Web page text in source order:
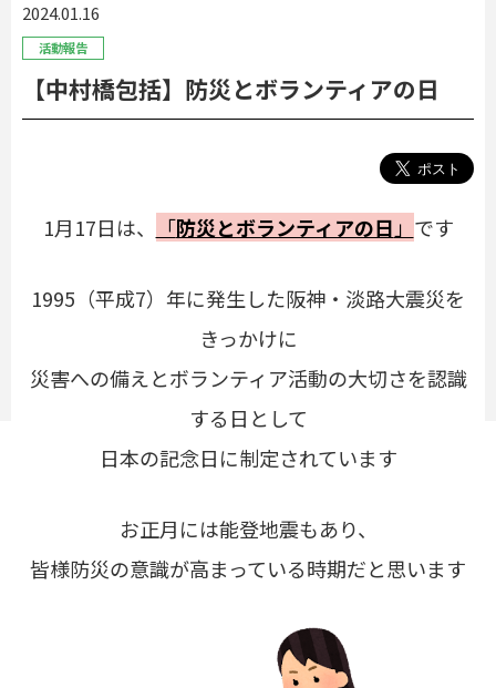
2024.01.16
活動報告
【中村橋包括】防災とボランティアの日
1月17日は、 「防災とボランティアの日 」 です
1995（平成7）年に発生した阪神・淡路大震災を
きっかけに
災害への備えとボランティア活動の大切さを認識
する日として
日本の記念日に制定されています
お正月には能登地震もあり、
皆様防災の意識が高まっている時期だと思います